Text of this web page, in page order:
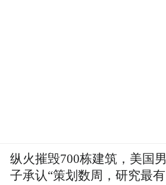
纵火摧毁700栋建筑，美国男
子承认“策划数周，研究最有